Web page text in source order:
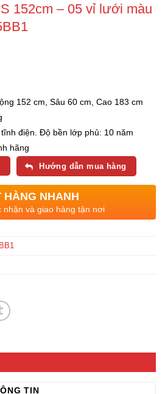
152cm – 05 vỉ lưới màu
152 cm, Sâu 60 cm, Cao 183 cm
điện. Độ bền lớp phủ: 10 năm
hãng
Hướng dẫn mua hàng
HÀNG NHANH
nhận và giao hàng tận nơi
TIN